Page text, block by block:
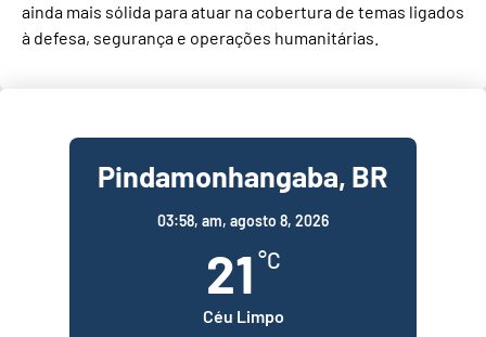
ainda mais sólida para atuar na cobertura de temas ligados
à defesa, segurança e operações humanitárias.
Pindamonhangaba, BR
03:58, am, agosto 8, 2026
21 °C
Céu Limpo